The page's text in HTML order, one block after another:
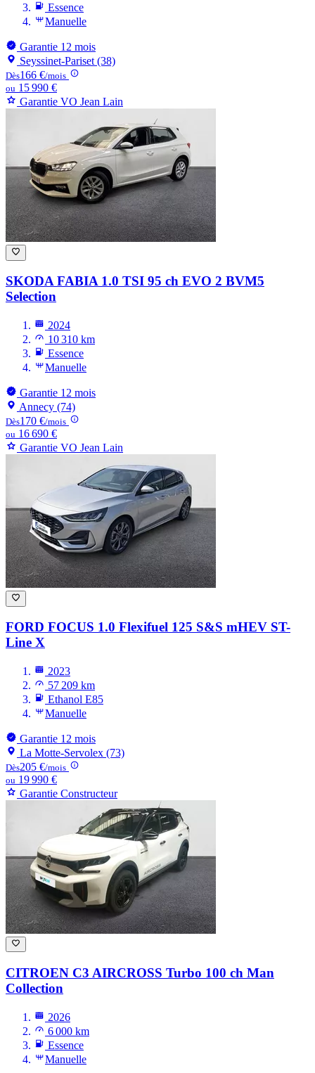
Essence
Manuelle
Garantie 12 mois
Seyssinet-Pariset (38)
Dès166 €/mois
ou 15 990 €
Garantie VO Jean Lain
SKODA FABIA 1.0 TSI 95 ch EVO 2 BVM5
Selection
2024
10 310 km
Essence
Manuelle
Garantie 12 mois
Annecy (74)
Dès170 €/mois
ou 16 690 €
Garantie VO Jean Lain
FORD FOCUS 1.0 Flexifuel 125 S&S mHEV ST-
Line X
2023
57 209 km
Ethanol E85
Manuelle
Garantie 12 mois
La Motte-Servolex (73)
Dès205 €/mois
ou 19 990 €
Garantie Constructeur
CITROEN C3 AIRCROSS Turbo 100 ch Man
Collection
2026
6 000 km
Essence
Manuelle